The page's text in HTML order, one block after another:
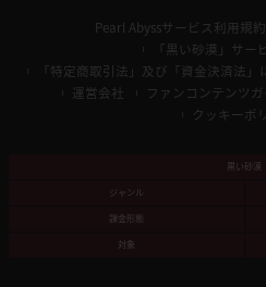
Pearl Abyssサービス利用規約
「黒い砂漠」サー
「特定商取引法」及び「資金決済法」
運営会社
ファンコンテンツガ
クッキーポ
黒い砂漠
ジャンル
課金形態
対象